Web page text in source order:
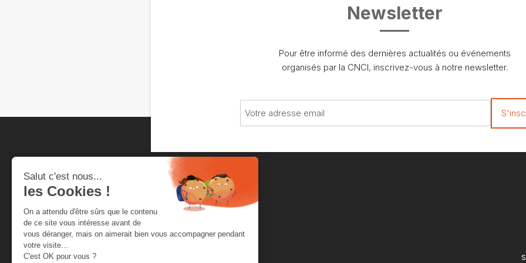
Newsletter
Pour être informé des dernières actualités ou événements
organisés par la CNCI, inscrivez-vous à notre newsletter.
Chambre neuchâteloise
du commerce et de l'industrie